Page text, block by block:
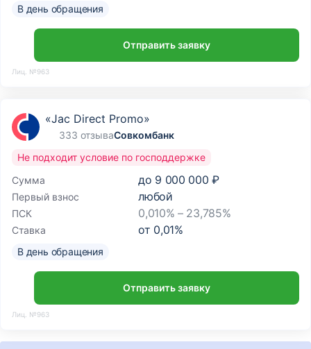
В день обращения
Отправить заявку
Лиц. №963
«Jac Direct Promo»
333 отзываСовкомбанк
Сумма до 9 000 000 ₽
Первый взнос любой
ПСК 0,010% – 23,785%
Ставка от 0,01%
Не подходит условие по господдержке
В день обращения
Отправить заявку
Лиц. №963